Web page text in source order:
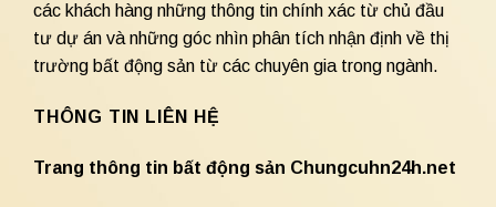
các khách hàng những thông tin chính xác từ chủ đầu
tư dự án và những góc nhìn phân tích nhận định về thị
trường bất động sản từ các chuyên gia trong ngành.
THÔNG TIN LIÊN HỆ
Trang thông tin bất động sản Chungcuhn24h.net